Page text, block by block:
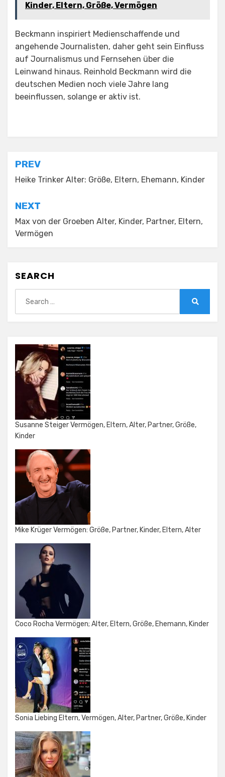
Kinder, Eltern, Größe, Vermögen
Beckmann inspiriert Medienschaffende und
angehende Journalisten, daher geht sein Einfluss
auf Journalismus und Fernsehen über die
Leinwand hinaus. Reinhold Beckmann wird die
deutschen Medien noch viele Jahre lang
beeinflussen, solange er aktiv ist.
Post
navigation
PREV
Heike Trinker Alter: Größe, Eltern, Ehemann, Kinder
NEXT
Max von der Groeben Alter, Kinder, Partner, Eltern,
Vermögen
SEARCH
for:
Susanne Steiger Vermögen, Eltern, Alter, Partner, Größe,
Kinder
Mike Krüger Vermögen: Größe, Partner, Kinder, Eltern, Alter
Coco Rocha Vermögen; Alter, Eltern, Größe, Ehemann, Kinder
Sonia Liebing Eltern, Vermögen, Alter, Partner, Größe, Kinder